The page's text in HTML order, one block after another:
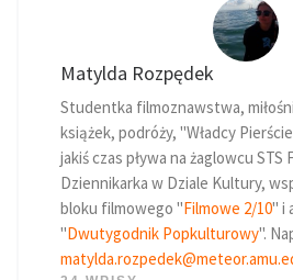
Matylda Rozpędek
Studentka filmoznawstwa,
książek, podróży, "Władcy
jakiś czas pływa na żaglowcu STS
Dziennikarka w Dziale Kultury,
bloku filmowego "Filmowe 2/10" i
"Dwutygodnik Popkulturowy".